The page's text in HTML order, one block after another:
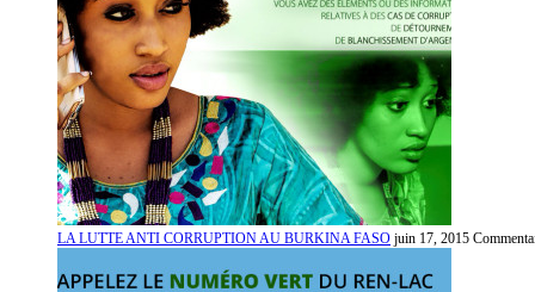
LA LUTTE ANTI CORRUPTION AU BURKINA FASO juin 17, 2015